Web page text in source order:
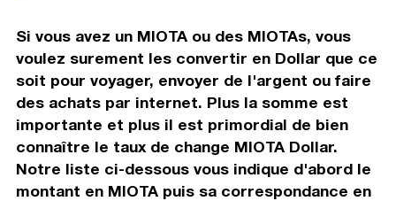
Si vous avez un MIOTA ou des MIOTAs, vous
voulez surement les convertir en Dollar que ce
soit pour voyager, envoyer de l'argent ou faire
des achats par internet. Plus la somme est
importante et plus il est primordial de bien
connaître le taux de change MIOTA Dollar.
Notre liste ci-dessous vous indique d'abord le
montant en MIOTA puis sa correspondance en